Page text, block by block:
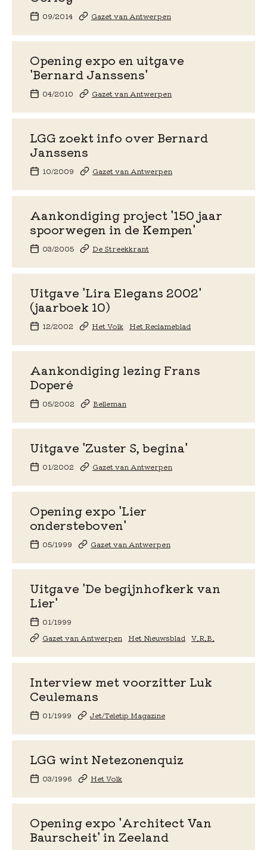
09/2014 Gazet van Antwerpen
Opening expo en uitgave
'Bernard Janssens'
04/2010 Gazet van Antwerpen
LGG zoekt info over Bernard
Janssens
10/2009 Gazet van Antwerpen
Aankondiging project '150 jaar
spoorwegen in de Kempen'
03/2005 De Streekkrant
Uitgave 'Lira Elegans 2002'
(jaarboek 10)
12/2002 Het Volk Het Reclameblad
Aankondiging lezing Frans
Doperé
05/2002 Belleman
Uitgave 'Zuster S, begina'
01/2002 Gazet van Antwerpen
Opening expo 'Lier
ondersteboven'
05/1999 Gazet van Antwerpen
Uitgave 'De begijnhofkerk van
Lier'
01/1999
Gazet van Antwerpen
Het Nieuwsblad V.R.B.
Interview met voorzitter Luk
Ceulemans
01/1999 Jet/Teletip Magazine
LGG wint Netezonenquiz
03/1996 Het Volk
Opening expo 'Architect Van
Baurscheit' in Zeeland